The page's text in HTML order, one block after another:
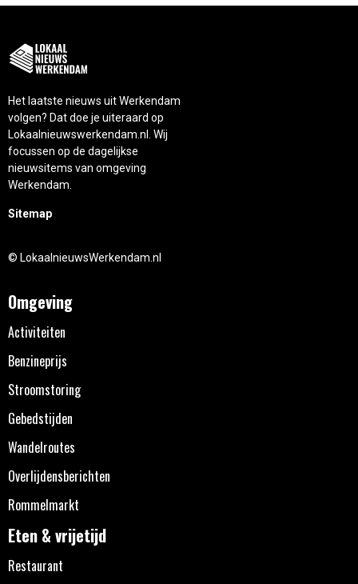
Het laatste nieuws uit Werkendam
volgen? Dat doe je uiteraard op
Lokaalnieuwswerkendam.nl. Wij
focussen op de dagelijkse
nieuwsitems van omgeving
Werkendam.
Sitemap
© LokaalnieuwsWerkendam.nl
Omgeving
Activiteiten
Benzineprijs
Stroomstoring
Gebedstijden
Wandelroutes
Overlijdensberichten
Rommelmarkt
Eten & vrijetijd
Restaurant